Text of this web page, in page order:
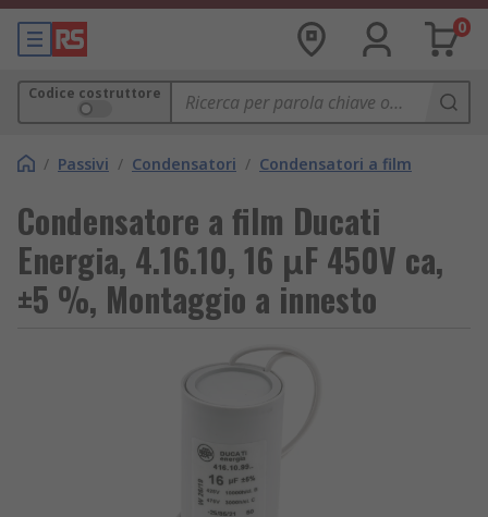
0
Codice costruttore
/ Passivi / Condensatori / Condensatori a film
Condensatore a film Ducati
Energia, 4.16.10, 16 μF 450V ca,
±5 %, Montaggio a innesto